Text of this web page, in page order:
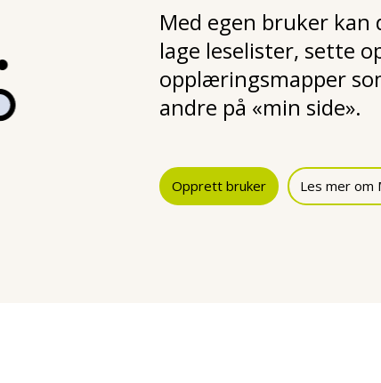
Med egen bruker
lage leselister, sette
opplæringsmapper
andre på «min side».
Opprett bruker Les mer om